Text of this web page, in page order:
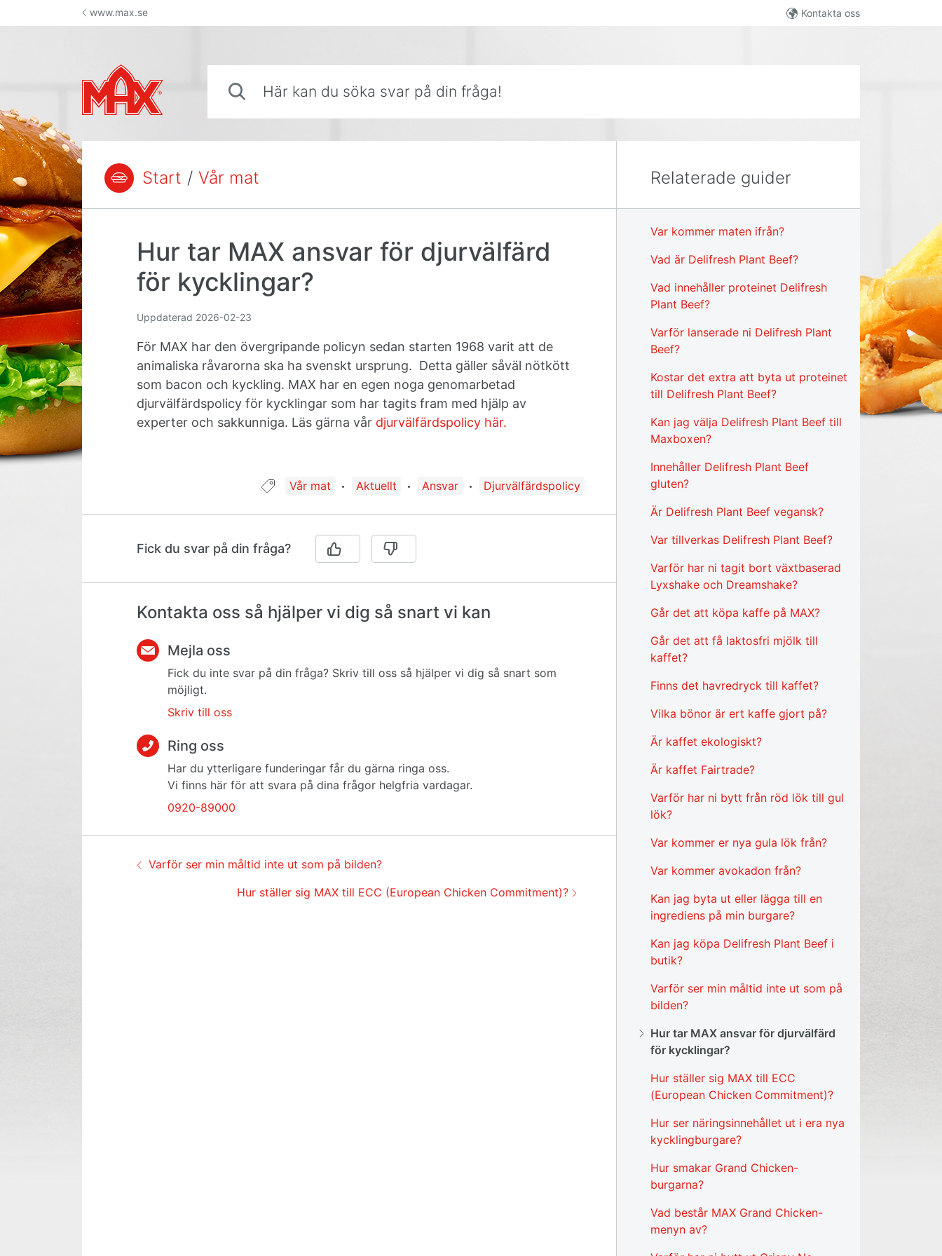
Hoppa till innehållwww.max.se Kontakta oss
Du är här:Start / Vår mat
Hur tar MAX ansvar för djurvälfärd
för kycklingar?
Uppdaterad 2026-02-23
För MAX har den övergripande policyn sedan starten 1968 varit att de
animaliska råvarorna ska ha svenskt ursprung. Detta gäller såväl nötkött
som bacon och kyckling. MAX har en egen noga genomarbetad
djurvälfärdspolicy för kycklingar som har tagits fram med hjälp av
experter och sakkunniga. Läs gärna vår djurvälfärdspolicy här.
Guide taggad med:
Vår mat Aktuellt Ansvar Djurvälfärdspolicy
Fick du svar på din fråga?
Kontakta oss så hjälper vi dig så snart vi kan
Mejla oss
Fick du inte svar på din fråga? Skriv till oss så hjälper vi dig så snart som
möjligt.
Skriv till oss
Ring oss
Har du ytterligare funderingar får du gärna ringa oss.
Vi finns här för att svara på dina frågor helgfria vardagar.
0920-89000
Guidenavigering
Föregående:
Varför ser min måltid inte ut som på bilden?
Nästa:
Hur ställer sig MAX till ECC (European Chicken Commitment)?
Relaterade guider
Var kommer maten ifrån?
Vad är Delifresh Plant Beef?
Vad innehåller proteinet Delifresh
Plant Beef?
Varför lanserade ni Delifresh Plant
Beef?
Kostar det extra att byta ut proteinet
till Delifresh Plant Beef?
Kan jag välja Delifresh Plant Beef till
Maxboxen?
Innehåller Delifresh Plant Beef
gluten?
Är Delifresh Plant Beef vegansk?
Var tillverkas Delifresh Plant Beef?
Varför har ni tagit bort växtbaserad
Lyxshake och Dreamshake?
Går det att köpa kaffe på MAX?
Går det att få laktosfri mjölk till
kaffet?
Finns det havredryck till kaffet?
Vilka bönor är ert kaffe gjort på?
Är kaffet ekologiskt?
Är kaffet Fairtrade?
Varför har ni bytt från röd lök till gul
lök?
Var kommer er nya gula lök från?
Var kommer avokadon från?
Kan jag byta ut eller lägga till en
ingrediens på min burgare?
Kan jag köpa Delifresh Plant Beef i
butik?
Varför ser min måltid inte ut som på
bilden?
Hur tar MAX ansvar för djurvälfärd
för kycklingar?
Hur ställer sig MAX till ECC
(European Chicken Commitment)?
Hur ser näringsinnehållet ut i era nya
kycklingburgare?
Hur smakar Grand Chicken-
burgarna?
Vad består MAX Grand Chicken-
menyn av?